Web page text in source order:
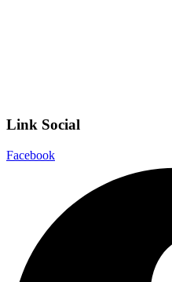
Link Social
Facebook